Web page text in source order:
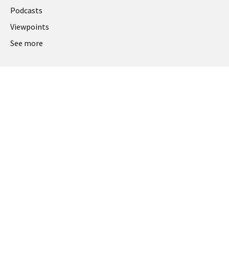
Podcasts
Viewpoints
See more